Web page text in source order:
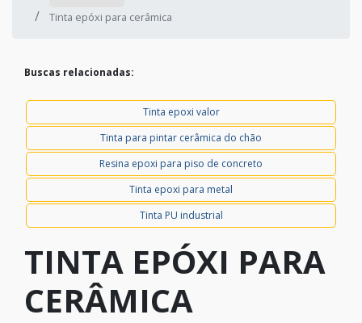
Tinta epóxi para cerâmica
Buscas relacionadas:
Tinta epoxi valor
Tinta para pintar cerâmica do chão
Resina epoxi para piso de concreto
Tinta epoxi para metal
Tinta PU industrial
TINTA EPÓXI PARA
CERÂMICA